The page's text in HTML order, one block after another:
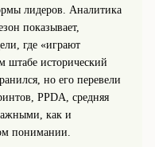
лидеров. Аналитика
показывает,
где «играют
штабе исторический
но его перевели
PPDA, средняя
как и
понимании.